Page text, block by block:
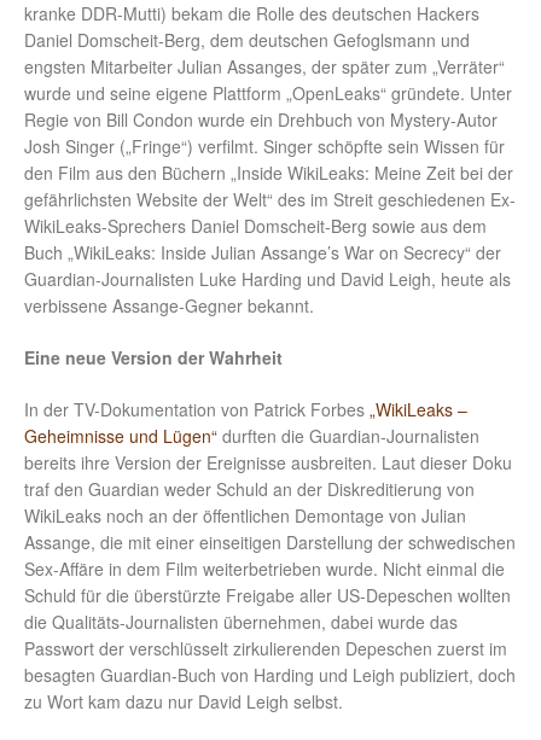
kranke DDR-Mutti) bekam die Rolle des deutschen Hackers
Daniel Domscheit-Berg, dem deutschen Gefoglsmann und
engsten Mitarbeiter Julian Assanges, der später zum „Verräter“
wurde und seine eigene Plattform „OpenLeaks“ gründete. Unter
Regie von Bill Condon wurde ein Drehbuch von Mystery-Autor
Josh Singer („Fringe“) verfilmt. Singer schöpfte sein Wissen für
den Film aus den Büchern „Inside WikiLeaks: Meine Zeit bei der
gefährlichsten Website der Welt“ des im Streit geschiedenen Ex-
WikiLeaks-Sprechers Daniel Domscheit-Berg sowie aus dem
Buch „WikiLeaks: Inside Julian Assange’s War on Secrecy“ der
Guardian-Journalisten Luke Harding und David Leigh, heute als
verbissene Assange-Gegner bekannt.
Eine neue Version der Wahrheit
In der TV-Dokumentation von Patrick Forbes „WikiLeaks –
Geheimnisse und Lügen“ durften die Guardian-Journalisten
bereits ihre Version der Ereignisse ausbreiten. Laut dieser Doku
traf den Guardian weder Schuld an der Diskreditierung von
WikiLeaks noch an der öffentlichen Demontage von Julian
Assange, die mit einer einseitigen Darstellung der schwedischen
Sex-Affäre in dem Film weiterbetrieben wurde. Nicht einmal die
Schuld für die überstürzte Freigabe aller US-Depeschen wollten
die Qualitäts-Journalisten übernehmen, dabei wurde das
Passwort der verschlüsselt zirkulierenden Depeschen zuerst im
besagten Guardian-Buch von Harding und Leigh publiziert, doch
zu Wort kam dazu nur David Leigh selbst.